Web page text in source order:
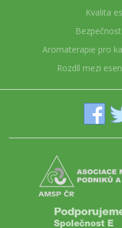
Kvalita
Aromaterapie pro
Rozdíl mezi